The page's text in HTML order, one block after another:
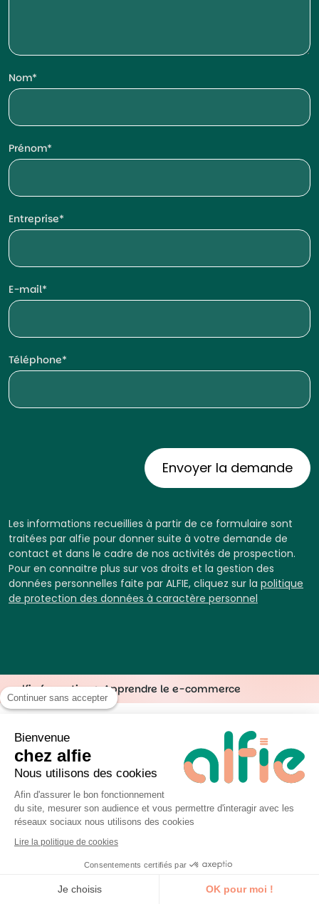
Nom
Prénom
Entreprise
E-mail
Téléphone
Les informations recueillies à partir de ce formulaire sont
traitées par alfie pour donner suite à votre demande de
contact et dans le cadre de nos activités de prospection.
Pour en connaitre plus sur vos droits et la gestion des
données personnelles faite par ALFIE, cliquez sur la politique
de protection des données à caractère personnel
alfie formation>Apprendre le e-commerce
alfie est une marque commerciale de
la société UP&KO.
N° 52440914744
Continuer sans accepter
Bienvenue
chez alfie
Nous utilisons des cookies
Afin d'assurer le bon fonctionnement
du site, mesurer son audience et vous permettre d'interagir avec les
réseaux sociaux nous utilisons des cookies
Lire la politique de cookies
Consentements certifiés par
Je choisis OK pour moi !